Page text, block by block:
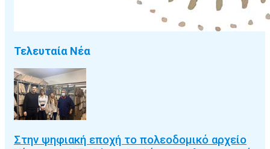
Τελευταία Νέα
Στην ψηφιακή εποχή το πολεοδομικό αρχείο